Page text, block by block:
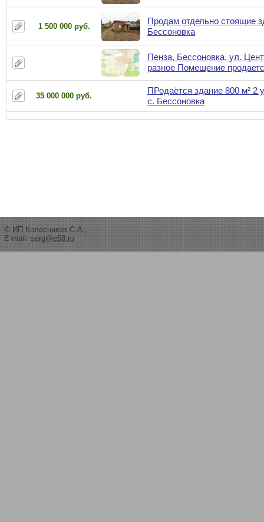
1 500 000 руб.
Продам отдельно стоящие
Бессоновка
Пенза, Бессоновка, ул.
разное Помещение
35 000 000 руб.
ПРодаётся здание 800 м² 2
с. Бессоновка
© ИП Колесников С.А.,
E-mail: serg@e58.ru